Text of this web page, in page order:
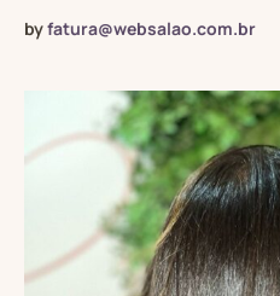
byfatura@websalao.com.br